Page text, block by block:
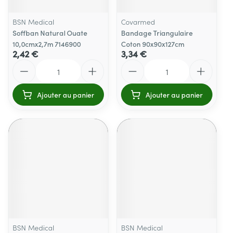
BSN Medical
Soffban Natural Ouate
10,0cmx2,7m 7146900
2,42 €
Ajouter au panier
Covarmed
Bandage Triangulaire
Coton 90x90x127cm
3,34 €
Ajouter au panier
BSN Medical
BSN Medical